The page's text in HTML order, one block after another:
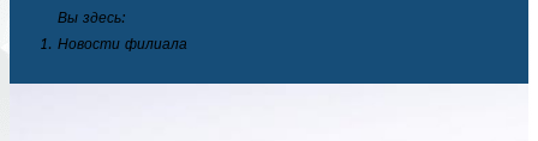
Вы здесь:
Новости филиала